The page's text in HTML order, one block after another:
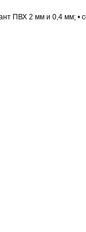
ПВХ 2 мм и 0,4 мм; •